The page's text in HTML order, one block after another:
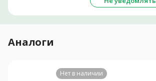
Аналоги
Нет в наличии